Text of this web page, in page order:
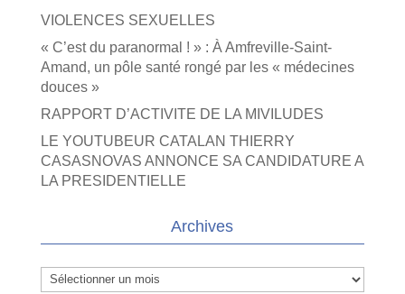
VIOLENCES SEXUELLES
« C’est du paranormal ! » : À Amfreville-Saint-
Amand, un pôle santé rongé par les « médecines
douces »
RAPPORT D’ACTIVITE DE LA MIVILUDES
LE YOUTUBEUR CATALAN THIERRY
CASASNOVAS ANNONCE SA CANDIDATURE A
LA PRESIDENTIELLE
Archives
Archives